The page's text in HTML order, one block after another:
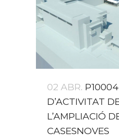
02 ABR.
D’ACTIVITAT
L’AMPLIACIÓ
CASESNOVES